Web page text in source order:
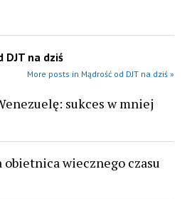
DJT na dziś
More posts in Mądrość od DJT na dziś »
sukces w mniej
obietnica wiecznego czasu